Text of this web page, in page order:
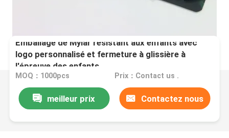
Emballage de Mylar résistant aux enfants avec
logo personnalisé et fermeture à glissière à
l'épreuve des enfants
MOQ：1000pcs Prix：Contact us .
meilleur prix Contactez nous